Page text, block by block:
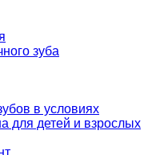
зуба
в условиях
для детей и взрослых